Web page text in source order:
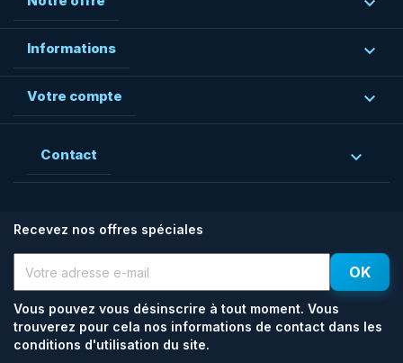
Informations 
Votre compte 
Contact 
Recevez nos offres spéciales
Vous pouvez vous désinscrire à tout moment. Vous
trouverez pour cela nos informations de contact dans les
conditions d'utilisation du site.